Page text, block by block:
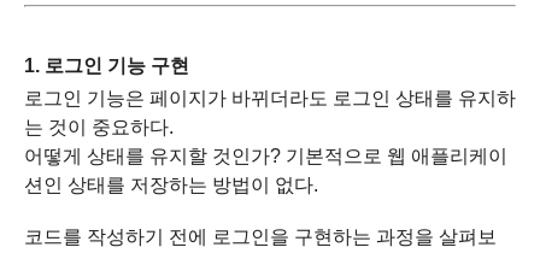
1. 로그인 기능 구현
로그인 기능은 페이지가 바뀌더라도 로그인 상태를 유지하
는 것이 중요하다.
어떻게 상태를 유지할 것인가? 기본적으로 웹 애플리케이
션인 상태를 저장하는 방법이 없다.
코드를 작성하기 전에 로그인을 구현하는 과정을 살펴보